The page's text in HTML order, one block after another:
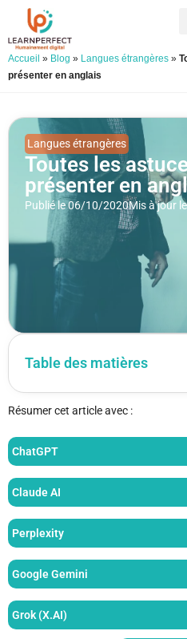
Accueil » Blog » Langues étrangères »
présenter en anglais
Langues étrangères
Toutes les
présenter en
Publié le 06/10/2020Mis à jour
Table des matières
Résumer cet article avec :
ChatGPT
Claude AI
Perplexity
Google Gemini
Grok (X.AI)